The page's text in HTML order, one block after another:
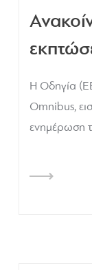
Η Οδηγία
Omnibus,
ενημέρωση